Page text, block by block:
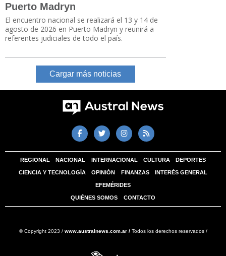
Puerto Madryn
El encuentro nacional se realizará el 13 y 14 de
agosto de 2026 en Puerto Madryn y reunirá a
referentes judiciales de todo el país.
Cargar más noticias
REGIONAL NACIONAL INTERNACIONAL CULTURA DEPORTES
CIENCIA Y TECNOLOGÍA OPINIÓN FINANZAS INTERÉS GENERAL
EFEMÉRIDES
QUIÉNES SOMOS CONTACTO
© Copyright 2023 / www.australnews.com.ar /Todos los derechos reservados /